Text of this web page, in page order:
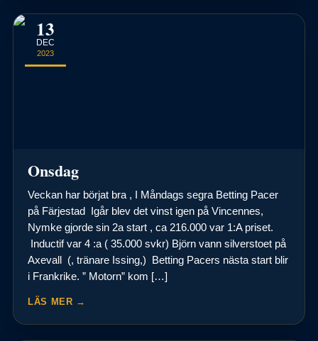
13
DEC
2023
Onsdag
Veckan har börjat bra , I Måndags segra Betting Pacer
på Färjestad Igår blev det vinst igen på Vincennes,
Nymke gjorde sin 2a start , ca 216.000 var 1:A priset.
Inductif var 4 :a ( 35.000 svkr) Björn vann silverstoet på
Axevall (, tränare Issing,) Betting Pacers nästa start blir
i Frankrike. ” Motorn” kom […]
LÄS MER →